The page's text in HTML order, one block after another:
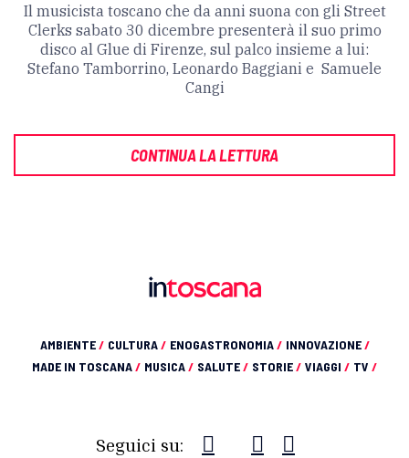
Il musicista toscano che da anni suona con gli Street
Clerks sabato 30 dicembre presenterà il suo primo
disco al Glue di Firenze, sul palco insieme a lui:
Stefano Tamborrino, Leonardo Baggiani e Samuele
Cangi
CONTINUA LA LETTURA
AMBIENTE/ CULTURA/ ENOGASTRONOMIA/ INNOVAZIONE/
MADE IN TOSCANA/ MUSICA/ SALUTE/ STORIE/ VIAGGI / TV /
Seguici su: